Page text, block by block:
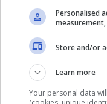
poteva davvero
non sono
alta per non
aperto al Milan e
ha fatto la valigia,
Personalised
Store and/or
Learn more
Your personal data